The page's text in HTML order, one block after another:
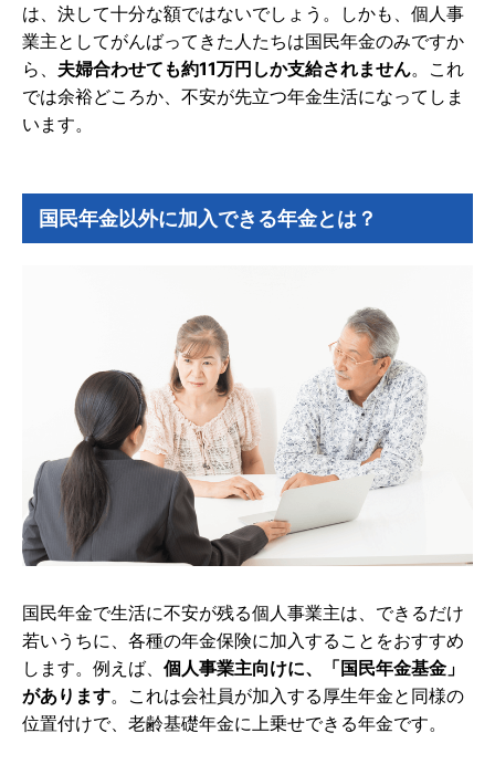
は、決して十分な額ではないでしょう。しかも、個人事
業主としてがんばってきた人たちは国民年金のみですか
ら、 夫婦合わせても約11万円しか支給されません。これ
では余裕どころか、不安が先立つ年金生活になってしま
います。
国民年金以外に加入できる年金とは？
国民年金で生活に不安が残る個人事業主は、できるだけ
若いうちに、各種の年金保険に加入することをおすすめ
します。例えば、 個人事業主向けに、「国民年金基金」
があります。これは会社員が加入する厚生年金と同様の
位置付けで、老齢基礎年金に上乗せできる年金です。